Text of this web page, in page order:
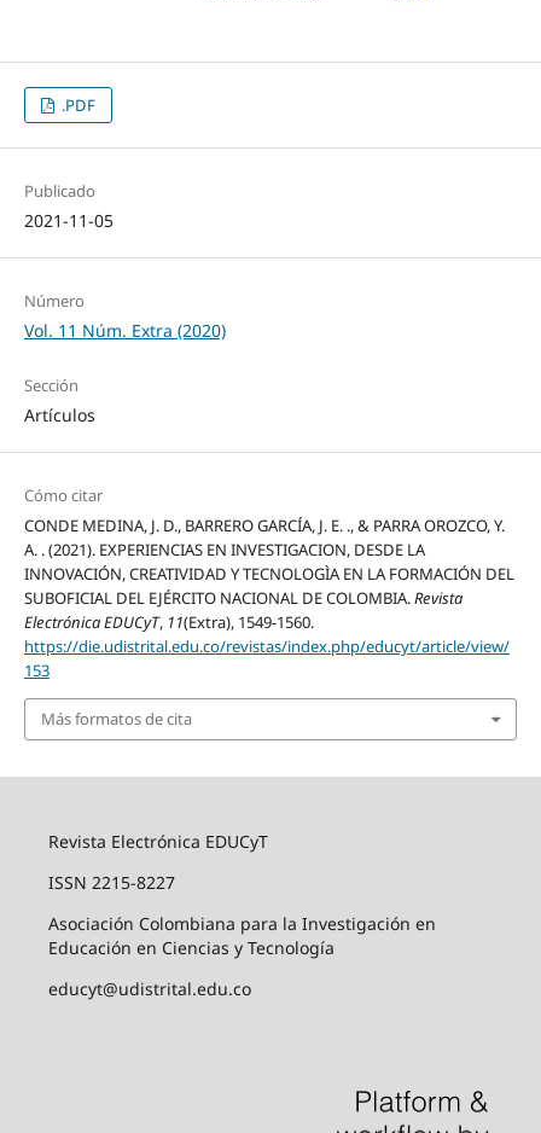
.PDF
Publicado
2021-11-05
Número
Vol. 11 Núm. Extra (2020)
Sección
Artículos
Cómo citar
CONDE MEDINA, J. D., BARRERO GARCÍA, J. E. ., & PARRA OROZCO, Y.
A. . (2021). EXPERIENCIAS EN INVESTIGACION, DESDE LA
INNOVACIÓN, CREATIVIDAD Y TECNOLOGÌA EN LA FORMACIÓN DEL
SUBOFICIAL DEL EJÉRCITO NACIONAL DE COLOMBIA.Revista
Electrónica EDUCyT, 11(Extra), 1549-1560.
https://die.udistrital.edu.co/revistas/index.php/educyt/article/view/
153
Más formatos de cita
Revista Electrónica EDUCyT
ISSN 2215-8227
Asociación Colombiana para la Investigación en
Educación en Ciencias y Tecnología
educyt@udistrital.edu.co